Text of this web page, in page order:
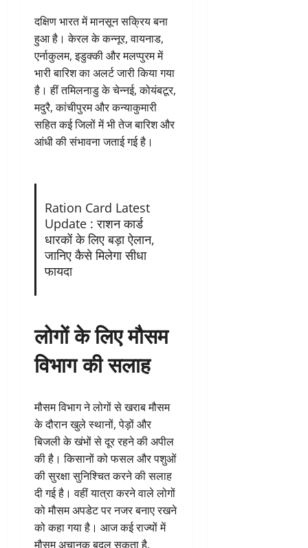
दक्षिण भारत में मानसून सक्रिय बना
हुआ है। केरल के कन्नूर, वायनाड,
एर्नाकुलम, इडुक्की और मलप्पुरम में
भारी बारिश का अलर्ट जारी किया गया
है। हीं तमिलनाडु के चेन्नई, कोयंबटूर,
मदुरै, कांचीपुरम और कन्याकुमारी
सहित कई जिलों में भी तेज बारिश और
आंधी की संभावना जताई गई है।
Ration Card Latest
Update : राशन कार्ड
धारकों के लिए बड़ा ऐलान,
जानिए कैसे मिलेगा सीधा
फायदा
लोगों के लिए मौसम
विभाग की सलाह
मौसम विभाग ने लोगों से खराब मौसम
के दौरान खुले स्थानों, पेड़ों और
बिजली के खंभों से दूर रहने की अपील
की है। किसानों को फसल और पशुओं
की सुरक्षा सुनिश्चित करने की सलाह
दी गई है। वहीं यात्रा करने वाले लोगों
को मौसम अपडेट पर नजर बनाए रखने
को कहा गया है। आज कई राज्यों में
मौसम अचानक बदल सकता है,